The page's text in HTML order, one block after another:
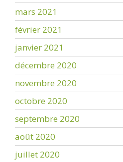
mars 2021
février 2021
janvier 2021
décembre 2020
novembre 2020
octobre 2020
septembre 2020
août 2020
juillet 2020